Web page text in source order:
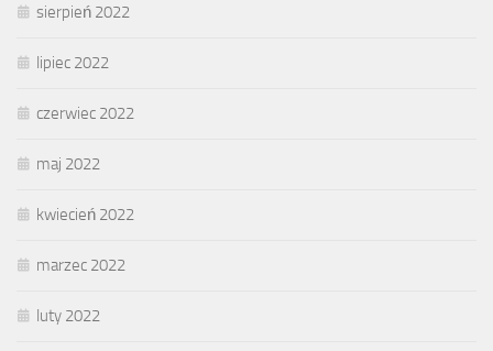
sierpień 2022
lipiec 2022
czerwiec 2022
maj 2022
kwiecień 2022
marzec 2022
luty 2022